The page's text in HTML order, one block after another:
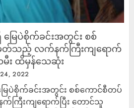
မြေပဲစိုက်ခင်းအတွင်း စစ်
ခတ်သည့် လက်နက်ကြီးကျရောက်
မီး ထိမှန်သေဆုံး
24, 2022
ြေပဲစိုက်ခင်းအတွင်း စစ်ကောင်စီတပ်
ကြီးကျရောက်ပြီး တောင်သူ